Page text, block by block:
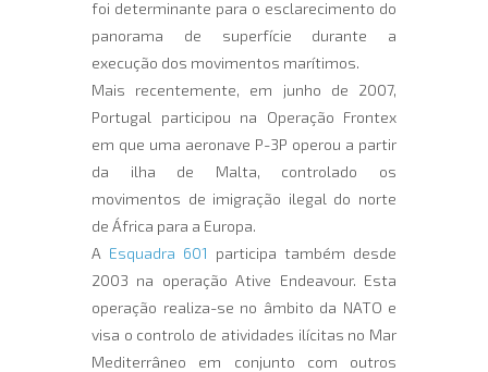
foi determinante para o esclarecimento do
panorama de superfície durante a
execução dos movimentos marítimos.
Mais recentemente, em junho de 2007,
Portugal participou na Operação Frontex
em que uma aeronave P-3P operou a partir
da ilha de Malta, controlado os
movimentos de imigração ilegal do norte
de África para a Europa.
A Esquadra 601 participa também desde
2003 na operação Ative Endeavour. Esta
operação realiza-se no âmbito da NATO e
visa o controlo de atividades ilícitas no Mar
Mediterrâneo em conjunto com outros